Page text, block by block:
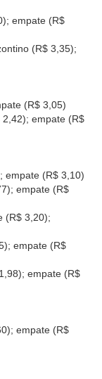
empate (R$
(R$ 3,35);
(R$ 3,05)
empate (R$
empate (R$ 3,10)
empate (R$
(R$ 3,20);
empate (R$
empate (R$
empate (R$